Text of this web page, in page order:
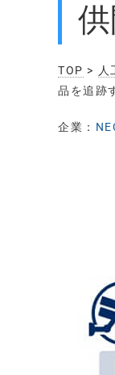
TOP > 人
品を追跡
企業：